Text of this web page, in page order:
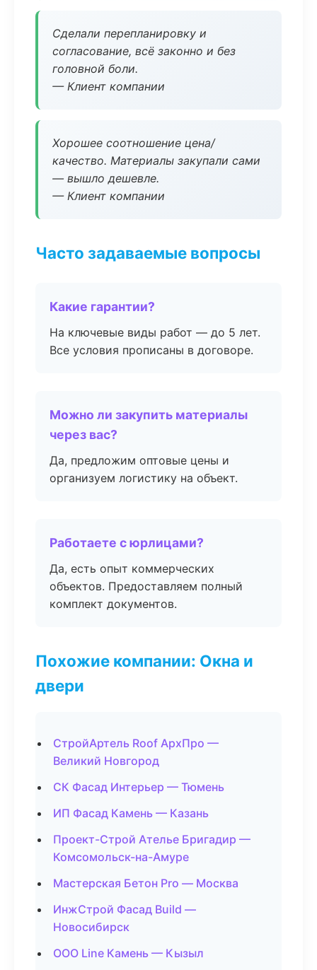
Сделали перепланировку и
согласование, всё законно и без
головной боли.
— Клиент компании
Хорошее соотношение цена/
качество. Материалы закупали сами
— вышло дешевле.
— Клиент компании
Часто задаваемые вопросы
Какие гарантии?
На ключевые виды работ — до 5 лет.
Все условия прописаны в договоре.
Можно ли закупить материалы
через вас?
Да, предложим оптовые цены и
организуем логистику на объект.
Работаете с юрлицами?
Да, есть опыт коммерческих
объектов. Предоставляем полный
комплект документов.
Похожие компании: Окна и
двери
СтройАртель Roof АрхПро —
Великий Новгород
СК Фасад Интерьер — Тюмень
ИП Фасад Камень — Казань
Проект-Строй Ателье Бригадир —
Комсомольск-на-Амуре
Мастерская Бетон Pro — Москва
ИнжСтрой Фасад Build —
Новосибирск
ООО Line Камень — Кызыл